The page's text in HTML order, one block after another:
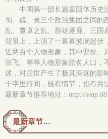
中国第一部长篇章回体历史
蜀、魏、吴三个政治集团之间的
乱、董卓之乱、群雄逐鹿、三国
背景上，上演了一幕幕波澜起伏
近两百个人物形象，其中曹操、
张飞、等等人物形象脍炙人口，
述，对后世产生了极其深远的影
于字里行间，既有情节，也有兵
最新章节推荐地址： http://
最新章节预览 更新时间：2016-03-30T00:20:18